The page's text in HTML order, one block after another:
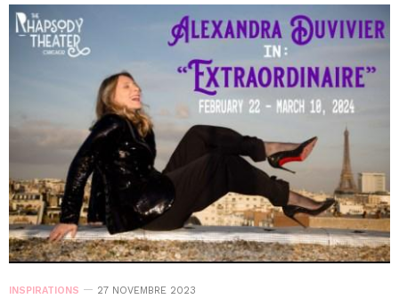
INSPIRATIONS 27 NOVEMBRE 2023